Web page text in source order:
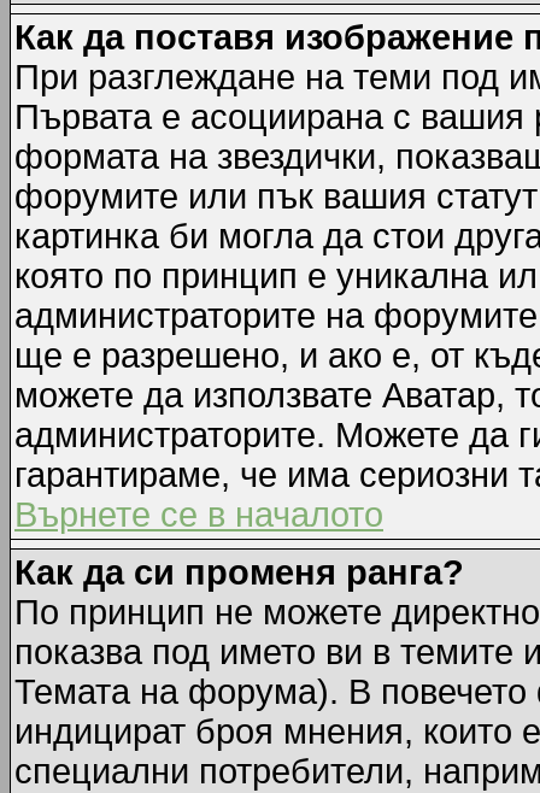
Как да поставя изображение
При разглеждане на теми под
Първата е асоциирана с вашия
формата на звездички,
форумите или пък вашия
картинка би могла да стои
която по принцип е уникална
администраторите на
ще е разрешено, и ако е, от
можете да използвате Аватар,
администраторите. Можете да
гарантираме, че има сериозни
Върнете се в началото
Как да си променя ранга?
По принцип не можете
показва под името ви в темите
Темата на форума). В повечето
индицират броя мнения, които
специални потребители,